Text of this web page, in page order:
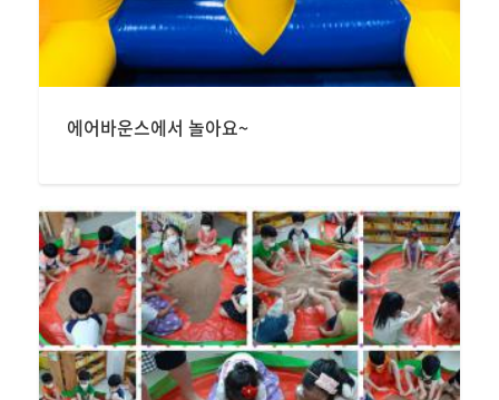
에어바운스에서 놀아요~